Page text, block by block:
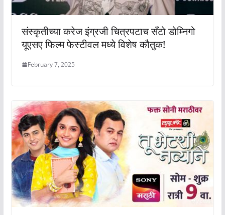
संस्कृतीच्या करेज इंग्रजी चित्रपटाच सँटो डोम्निगो
यूएसए फिल्म फेस्टीवल मध्ये विशेष कौतुक!
February 7, 2025